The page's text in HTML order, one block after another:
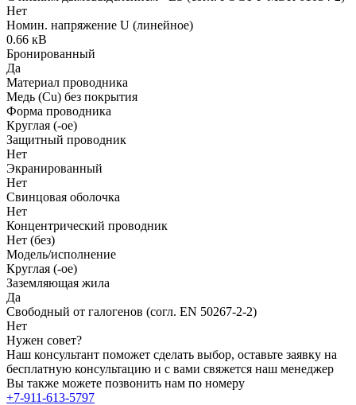
Нет
Номин. напряжение U (линейное)
0.66 кВ
Бронированный
Да
Материал проводника
Медь (Cu) без покрытия
Форма проводника
Круглая (-ое)
Защитный проводник
Нет
Экранированный
Нет
Свинцовая оболочка
Нет
Концентрический проводник
Нет (без)
Модель/исполнение
Круглая (-ое)
Заземляющая жила
Да
Свободный от галогенов (согл. EN 50267-2-2)
Нет
Нужен совет?
Наш консультант поможет сделать выбор, оставьте заявку на
бесплатную консультацию и с вами свяжется наш менеджер
Вы также можете позвонить нам по номеру
+7-911-613-5797